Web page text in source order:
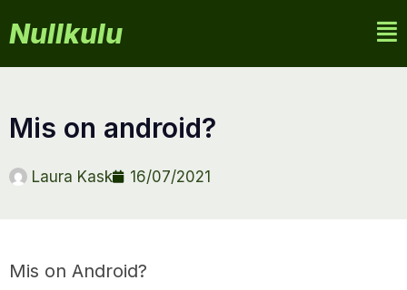
Nullkulu
mis on android?
Laura Kask 16/07/2021
Mis on Android?